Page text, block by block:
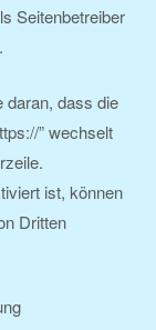
Seitenbetreiber
daran, dass die
” wechselt
ist, können
Dritten